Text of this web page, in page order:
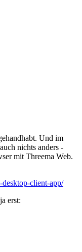
Und im
nichts anders -
mit Threema Web.
client-app/
erst: